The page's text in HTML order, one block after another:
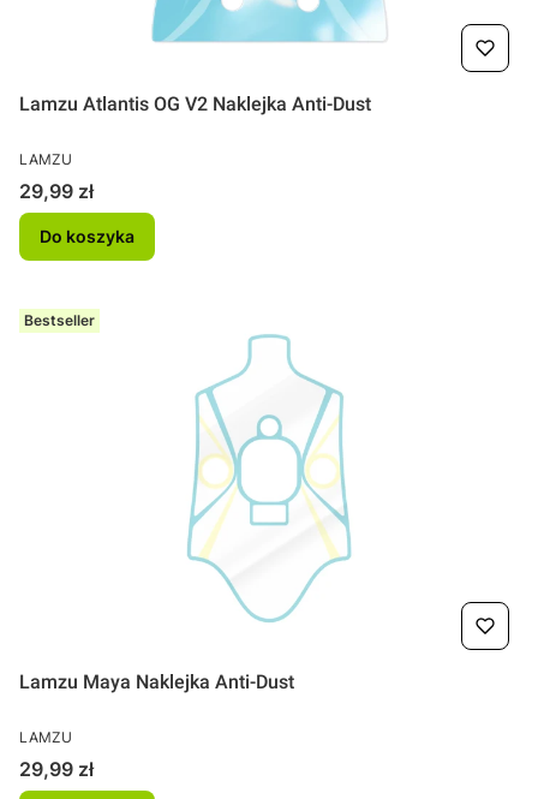
Lamzu Atlantis OG V2 Naklejka Anti-Dust
PRODUCENT
LAMZU
Cena
29,99 zł
Do koszyka
Bestseller
Lamzu Maya Naklejka Anti-Dust
PRODUCENT
LAMZU
Cena
29,99 zł